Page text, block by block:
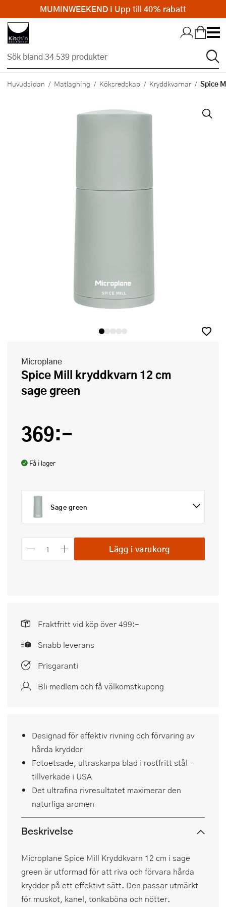
Hopp till huvudinnehållet
Huvudsidan Matlagning Köksredskap Kryddkvarnar Spice
Microplane
Spice Mill kryddkvarn 12 cm
sage green
369:-
Få i lager
Sage green
Lägg i varukorg
Fraktfritt vid köp över 499:-
Snabb leverans
Prisgaranti
Bli medlem och få välkomstkupong
Designad för effektiv rivning och förvaring av
hårda kryddor
Fotoetsade, ultraskarpa blad i rostfritt stål –
tillverkade i USA
Det ultrafina rivresultatet maximerar den
naturliga aromen
Beskrivelse
Microplane Spice Mill Kryddkvarn 12 cm i sage
green är utformad för att riva och förvara hårda
kryddor på ett effektivt sätt. Den passar utmärkt
för muskot, kanel, tonkaböna och nötter.
MUMINWEEKEND I Upp till 40% rabatt